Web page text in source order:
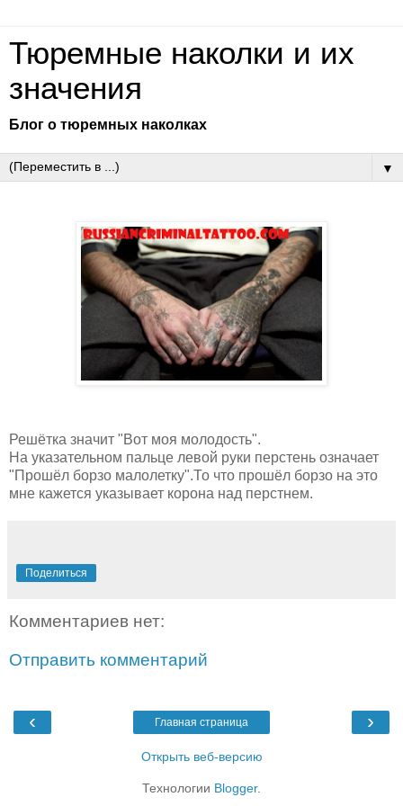
Тюремные наколки и их
значения
Блог о тюремных наколках
▼
Решётка значит "Вот моя молодость".
На указательном пальце левой руки перстень означает
"Прошёл борзо малолетку".То что прошёл борзо на это
мне кажется указывает корона над перстнем.
Поделиться
Комментариев нет:
Отправить комментарий
‹ ›
Главная страница
Открыть веб-версию
Технологии Blogger.